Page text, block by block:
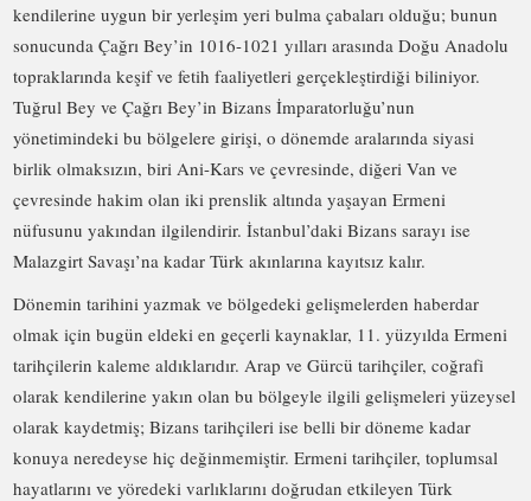
kendilerine uygun bir yerleşim yeri bulma çabaları olduğu; bunun
sonucunda Çağrı Bey’in 1016-1021 yılları arasında Doğu Anadolu
topraklarında keşif ve fetih faaliyetleri gerçekleştirdiği biliniyor.
Tuğrul Bey ve Çağrı Bey’in Bizans İmparatorluğu’nun
yönetimindeki bu bölgelere girişi, o dönemde aralarında siyasi
birlik olmaksızın, biri Ani-Kars ve çevresinde, diğeri Van ve
çevresinde hakim olan iki prenslik altında yaşayan Ermeni
nüfusunu yakından ilgilendirir. İstanbul’daki Bizans sarayı ise
Malazgirt Savaşı’na kadar Türk akınlarına kayıtsız kalır.
Dönemin tarihini yazmak ve bölgedeki gelişmelerden haberdar
olmak için bugün eldeki en geçerli kaynaklar, 11. yüzyılda Ermeni
tarihçilerin kaleme aldıklarıdır. Arap ve Gürcü tarihçiler, coğrafi
olarak kendilerine yakın olan bu bölgeyle ilgili gelişmeleri yüzeysel
olarak kaydetmiş; Bizans tarihçileri ise belli bir döneme kadar
konuya neredeyse hiç değinmemiştir. Ermeni tarihçiler, toplumsal
hayatlarını ve yöredeki varlıklarını doğrudan etkileyen Türk